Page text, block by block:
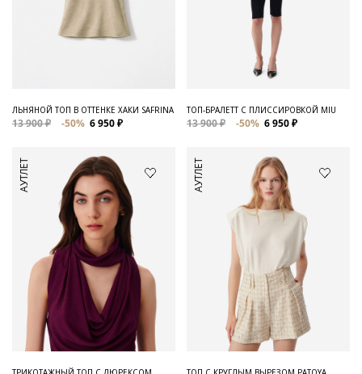
ЛЬНЯНОЙ ТОП В ОТТЕНКЕ ХАКИ SAFRINA
13 900 ₽ -50% 6 950 ₽
ТОП-БРАЛЕТТ С ПЛИССИРОВКОЙ MIU
13 900 ₽ -50% 6 950 ₽
АУТЛЕТ АУТЛЕТ